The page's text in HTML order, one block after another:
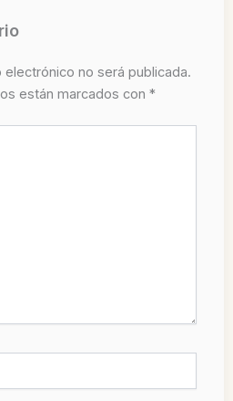
no será publicada.
están marcados con *